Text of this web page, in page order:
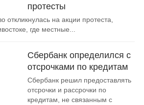
протесты
откликнулась на акции протеста,
где местные...
Сбербанк определился с
отсрочками по кредитам
Сбербанк решил предоставлять
отсрочки и рассрочки по
кредитам, не связанным с